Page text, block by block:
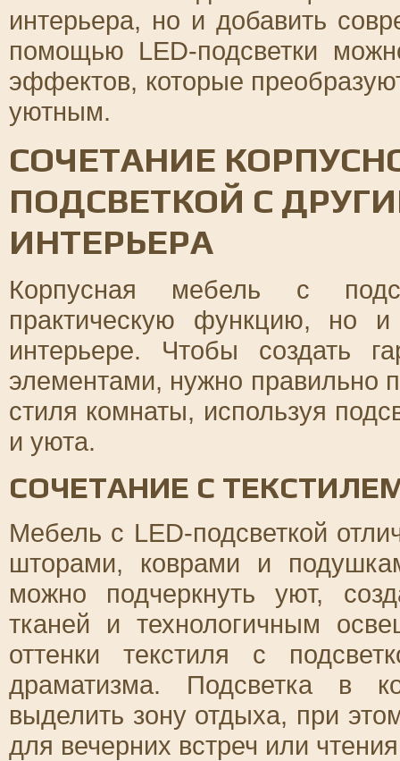
интерьера, но и добавить
помощью LED-подсветки
эффектов, которые
уютным.
СОЧЕТАНИЕ
ПОДСВЕТКОЙ С
ИНТЕРЬЕРА
Корпусная мебель с
практическую функцию, но
интерьере. Чтобы создать
элементами, нужно правильно
стиля комнаты, используя
и уюта.
СОЧЕТАНИЕ С
Мебель с LED-подсветкой
шторами, коврами и
можно подчеркнуть уют,
тканей и технологичным
оттенки текстиля с
драматизма. Подсветка в
выделить зону отдыха, при
для вечерних встреч или